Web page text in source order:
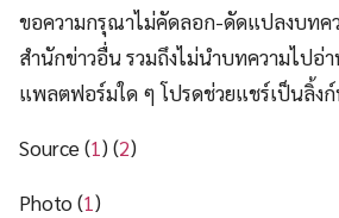
ขอความกรุณาไม่คัดลอก-ดัดแปลงบทค
สำนักข่าวอื่น รวมถึงไม่นำบทความไปอ่า
แพลตฟอร์มใด ๆ โปรดช่วยแชร์เป็นลิ้ง
Source (1) (2)
Photo (1)